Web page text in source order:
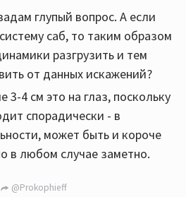
глупый вопрос. А если
саб, то таким образом
разгрузить и тем
от данных искажений?
3-4 см это на глаз, поскольку
спорадически - в
может быть и короче
в любом случае заметно.
@Prokophieff